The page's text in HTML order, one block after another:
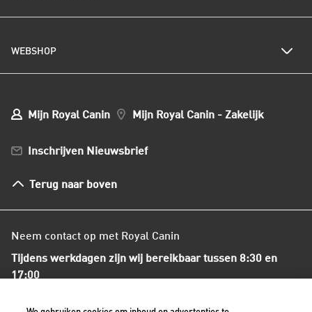
Mijn Royal Canin Mijn Royal Canin - Zakelijk
Inschrijven Nieuwsbrief
Terug naar boven
Populaire kattennamen
Populaire hondennamen
Kwaliteit en voedselveiligheid
WEBSHOP
Mijn Bestellingen
Mijn Club verzendingen
Verzenden
Algemene voorwaarden
Neem contact op met Royal Canin
Tijdens werkdagen zijn wij bereikbaar tussen 8:30 en
17:00
+31(0)413-318418